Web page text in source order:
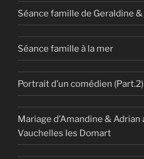
Séance famille de Geraldine
Séance famille à la mer
Portrait d’un comédien (Part.2)
Mariage d’Amandine & Adrian
Vauchelles les Domart